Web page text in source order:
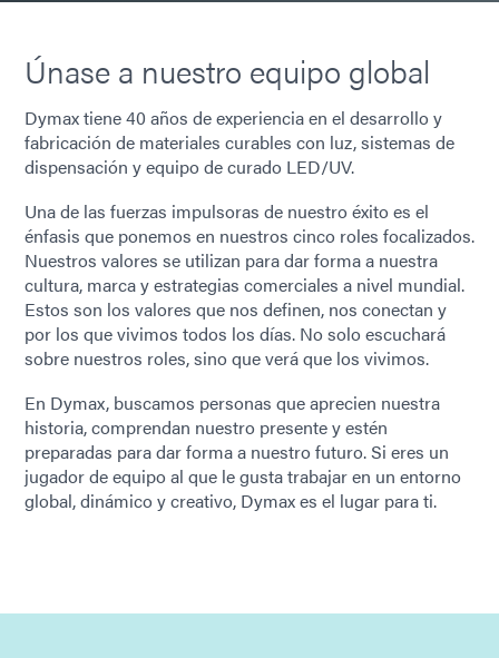
Únase a nuestro equipo global
Dymax tiene 40 años de experiencia en el desarrollo y
fabricación de materiales curables con luz, sistemas de
dispensación y equipo de curado LED/UV.
Una de las fuerzas impulsoras de nuestro éxito es el
énfasis que ponemos en nuestros cinco roles focalizados.
Nuestros valores se utilizan para dar forma a nuestra
cultura, marca y estrategias comerciales a nivel mundial.
Estos son los valores que nos definen, nos conectan y
por los que vivimos todos los días. No solo escuchará
sobre nuestros roles, sino que verá que los vivimos.
En Dymax, buscamos personas que aprecien nuestra
historia, comprendan nuestro presente y estén
preparadas para dar forma a nuestro futuro. Si eres un
jugador de equipo al que le gusta trabajar en un entorno
global, dinámico y creativo, Dymax es el lugar para ti.